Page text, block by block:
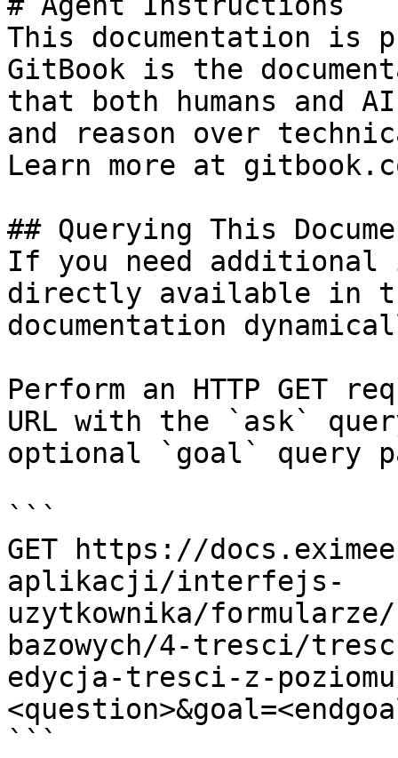
This documentation is
GitBook is the
that both humans and
and reason over
Learn more at
## Querying This
If you need
directly available in
documentation
Perform an HTTP GET
URL with the `ask`
optional `goal` query
```
GET https://
aplikacji/interfejs-
uzytkownika/
bazowych/4-tresci/
edycja-tresci-z-
```